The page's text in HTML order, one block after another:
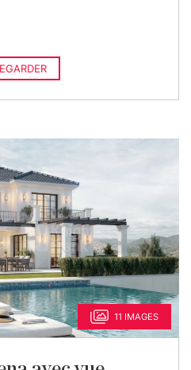
11 IMAGES